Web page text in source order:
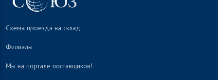
Схема проезда на склад
Филиалы
Мы на портале поставщиков!